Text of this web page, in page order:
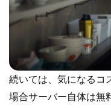
続いては、気になるコ
場合サーバー自体は無